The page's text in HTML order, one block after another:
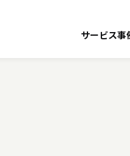
サービス事
、 G-